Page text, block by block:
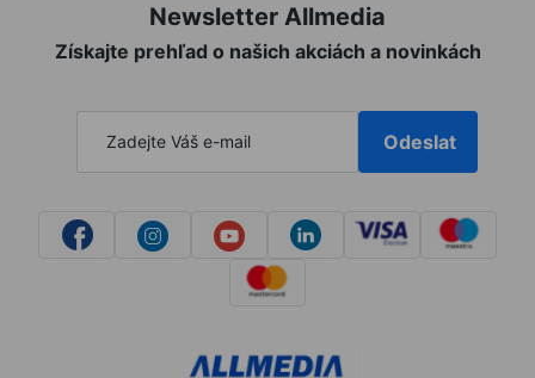
Newsletter Allmedia
Získajte prehľad o našich akciách a novinkách
Odeslat